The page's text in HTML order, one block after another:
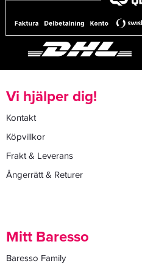
Vi hjälper dig!
Kontakt
Köpvillkor
Frakt & Leverans
Ångerrätt & Returer
Mitt Baresso
Baresso Family